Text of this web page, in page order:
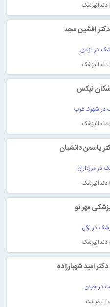
|دندانپزشک
دکتر افشین مجد
در آزادی
|دندانپزشک
نیکس
در شهرک غرب
|دندانپزشک
یاسمن دانشیان
در مرزداران
|دندانپزشک
مهر نو
در ازگل
|دندانپزشک
امید شهباززاده
در جردن
| ایمپلنت